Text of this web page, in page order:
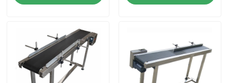
O nas